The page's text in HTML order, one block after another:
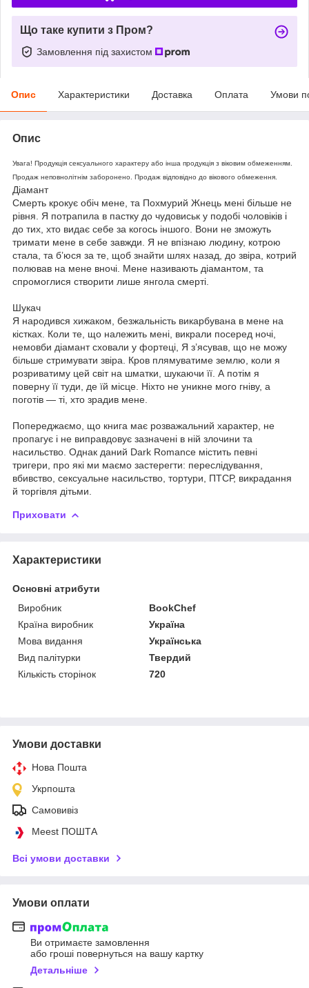
Що таке купити з Пром?
Замовлення під захистом
Опис Характеристики Доставка Оплата Умови
Опис
Увага! Продукція сексуального характеру або інша продукція з віковим обмеженням.
Продаж неповнолітнім заборонено. Продаж відповідно до вікового обмеження.
Діамант
Смерть крокує обіч мене, та Похмурий Жнець мені більше не
рівня. Я потрапила в пастку до чудовиськ у подобі чоловіків і
до тих, хто видає себе за когось іншого. Вони не зможуть
тримати мене в себе завжди. Я не впізнаю людину, котрою
стала, та б’юся за те, щоб знайти шлях назад, до звіра, котрий
полював на мене вночі. Мене називають діамантом, та
спромоглися створити лише янгола смерті.
Шукач
Я народився хижаком, безжальність викарбувана в мене на
кістках. Коли те, що належить мені, викрали посеред ночі,
немовби діамант сховали у фортеці, Я з’ясував, що не можу
більше стримувати звіра. Кров плямуватиме землю, коли я
розриватиму цей світ на шматки, шукаючи її. А потім я
поверну її туди, де їй місце. Ніхто не уникне мого гніву, а
поготів — ті, хто зрадив мене.
Попереджаємо, що книга має розважальний характер, не
пропагує і не виправдовує зазначені в ній злочини та
насильство. Однак даний Dark Romance містить певні
тригери, про які ми маємо застерегти: переслідування,
вбивство, сексуальне насильство, тортури, ПТСР, викрадання
й торгівля дітьми.
Приховати
Характеристики
Основні атрибути
Виробник
BookChef
Країна виробник
Україна
Мова видання
Українська
Вид палітурки
Твердий
Кількість сторінок
720
Умови доставки
Нова Пошта
Укрпошта
Самовивіз
Meest ПОШТА
Всі умови доставки
Умови оплати
Ви отримаєте замовлення
або гроші повернуться на вашу картку
Детальніше